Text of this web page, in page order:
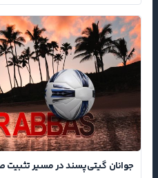
جوانان گیتی‌پسند در مسیر تثبیت